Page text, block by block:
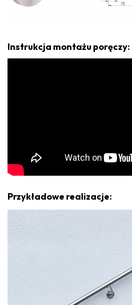
Instrukcja montażu poręczy:
Przykładowe realizacje: